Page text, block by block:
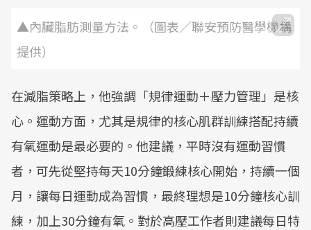
▲內臟脂肪測量方法。（圖表／聯安預防醫學機構
提供）
在減脂策略上，他強調「規律運動＋壓力管理」是核
心。運動方面，尤其是規律的核心肌群訓練搭配持續
有氧運動是最必要的。他建議，平時沒有運動習慣
者，可先從堅持每天10分鐘鍛練核心開始，持續一個
月，讓每日運動成為習慣，最終理想是10分鐘核心訓
練，加上30分鐘有氧。對於高壓工作者則建議每日特